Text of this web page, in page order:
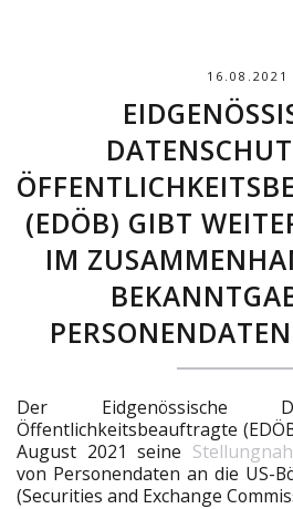
16.08.2021
(EDÖB) GIBT
IM
Der Eidgenössische
Öffentlichkeitsbeauftragte
August 2021 seine
von Personendaten an die US-
(Securities and Exchange